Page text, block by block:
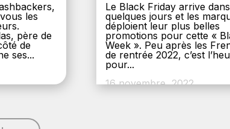
les
père de
de
ses...
Le Black Friday arrive dans
quelques jours et les
déploient leur plus belles
promotions pour cette «
Week ». Peu après les
de rentrée 2022, c’est
pour...
16 novembre, 2022